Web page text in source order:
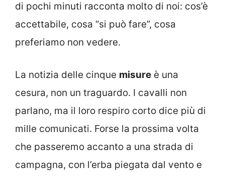
di pochi minuti racconta molto di noi: cos’è
accettabile, cosa “si può fare”, cosa
preferiamo non vedere.
La notizia delle cinque misure è una
cesura, non un traguardo. I cavalli non
parlano, ma il loro respiro corto dice più di
mille comunicati. Forse la prossima volta
che passeremo accanto a una strada di
campagna, con l’erba piegata dal vento e